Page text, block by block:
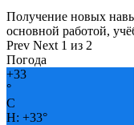
Получение новых
основной работой,
Prev Next 1 из 2
Погода
+33
°
C
H: +33°